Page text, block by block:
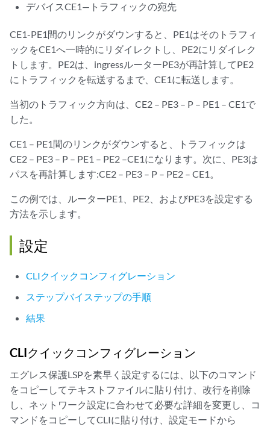
デバイスCE1—トラフィックの宛先
CE1-PE1間のリンクがダウンすると、PE1はそのトラフィ
ックをCE1へ一時的にリダイレクトし、PE2にリダイレク
トします。PE2は、ingressルーターPE3が再計算してPE2
にトラフィックを転送するまで、CE1に転送します。
当初のトラフィック方向は、CE2 – PE3 – P – PE1 – CE1で
した。
CE1 – PE1間のリンクがダウンすると、トラフィックは
CE2 – PE3 – P – PE1 – PE2 –CE1になります。次に、PE3は
パスを再計算します:CE2 – PE3 – P – PE2 – CE1。
この例では、ルーターPE1、PE2、およびPE3を設定する
方法を示します。
設定
CLIクイックコンフィグレーション
ステップバイステップの手順
結果
CLIクイックコンフィグレーション
エグレス保護LSPを素早く設定するには、以下のコマンド
をコピーしてテキストファイルに貼り付け、改行を削除
し、ネットワーク設定に合わせて必要な詳細を変更し、コ
マンドをコピーしてCLIに貼り付け、設定モードから